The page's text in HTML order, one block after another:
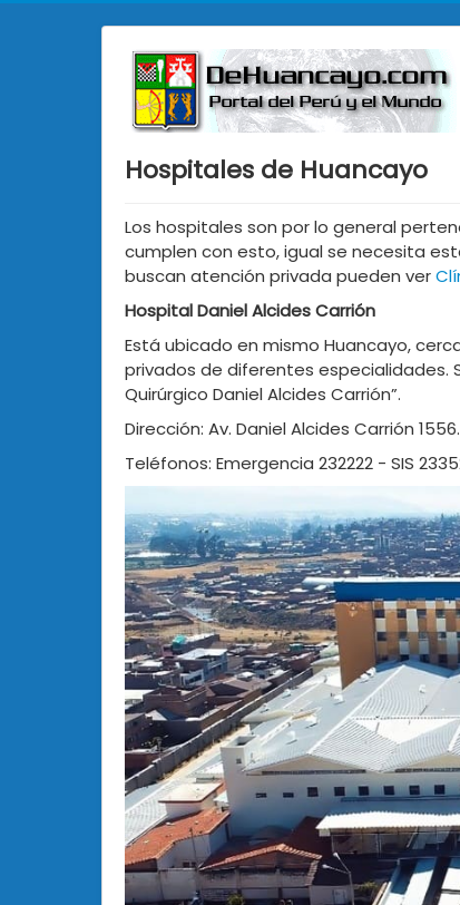
Hospitales de Huancayo
Los hospitales son por lo general
cumplen con esto, igual se necesita
buscan atención privada pueden ver
Hospital Daniel Alcides Carrión
Está ubicado en mismo Huancayo,
privados de diferentes especialidades.
Quirúrgico Daniel Alcides Carrión”.
Dirección: Av. Daniel Alcides Carrión 1556.
Teléfonos: Emergencia 232222 - SIS